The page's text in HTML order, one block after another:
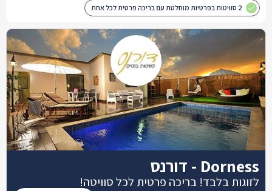
2 סוויטות בפרטיות מוחלטת עם בריכה פרטית לכל אחת
Dorness - דורנס
לזוגות בלבד! בריכה פרטית לכל סוויטה!